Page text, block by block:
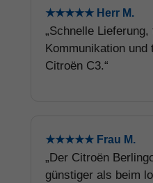
★★★★★ Herr M.
„Schnelle
Kommunikation
Citroën C3.“
★★★★★ Frau M.
„Der Citroën
günstiger als beim